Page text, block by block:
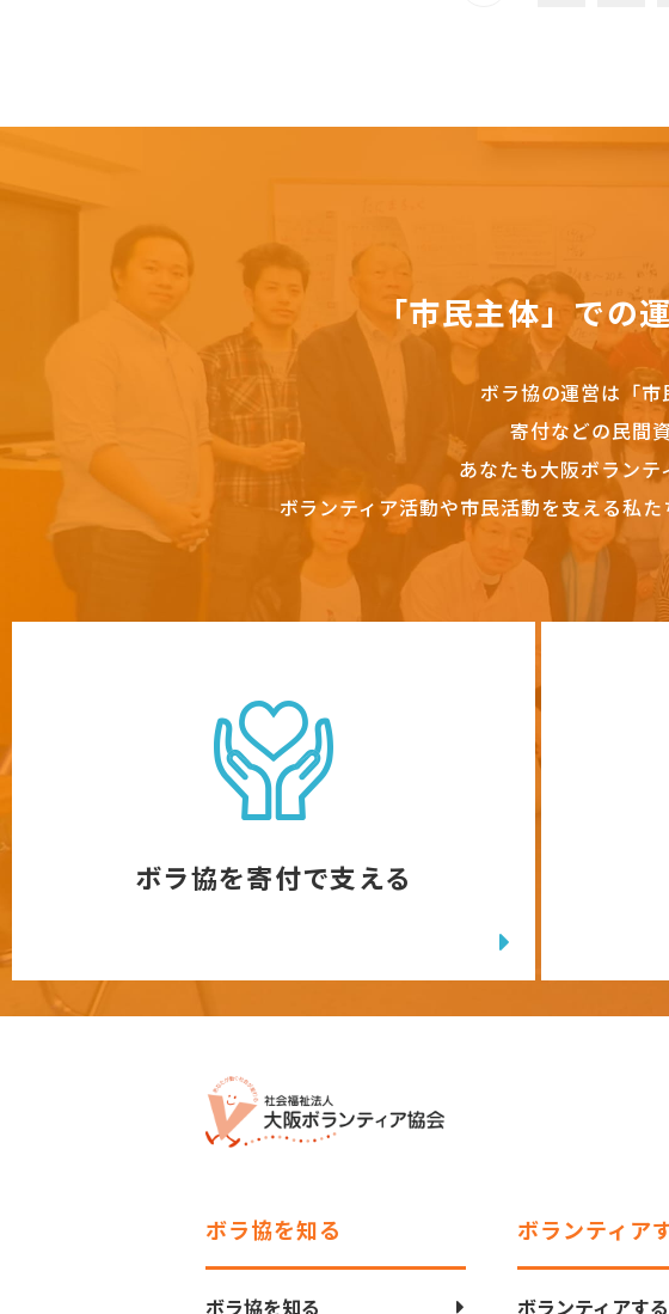
「市民主体」での
ボラ協の運営は「市
寄付などの民間
あなたも大阪ボラン
ボランティア活動や市民活動を支える私
ボラ協を寄付で支える
ボラ協を知る
ボラ協を知る
ボランティア
ボランティアする